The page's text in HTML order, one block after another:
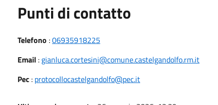
Punti di contatto
Telefono :06935918225
Email : gianluca.cortesini@comune.castelgandolfo.rm.it
Pec : protocollocastelgandolfo@pec.it